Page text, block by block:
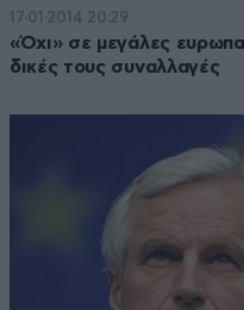
17·01·2014 20:29
«Όχι» σε μεγάλες
δικές τους συναλλαγές